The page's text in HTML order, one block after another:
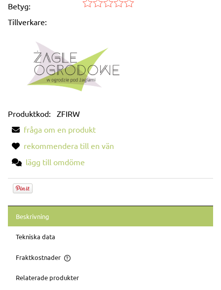
Betyg:
Tillverkare:
Produktkod:
ZFIRW
fråga om en produkt
rekommendera till en vän
lägg till omdöme
Beskrivning
Tekniska data
Fraktkostnader
Priset inkluderar inte eventuella betalningsavgifter
Relaterade produkter